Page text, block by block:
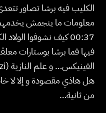
الكليب فيه برشا تصاور
معلومات ما ينجمش يخدمهم
00:37 كيف نشوفوا
هل هاذي مقصودة و إلا لا
من ثانية…